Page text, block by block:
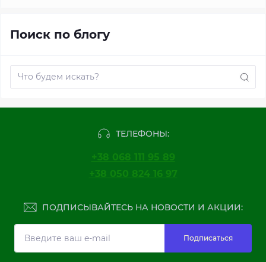
Поиск по блогу
ТЕЛЕФОНЫ:
+38 068 111 95 89
+38 050 824 16 97
ПОДПИСЫВАЙТЕСЬ НА НОВОСТИ И АКЦИИ:
Подписаться